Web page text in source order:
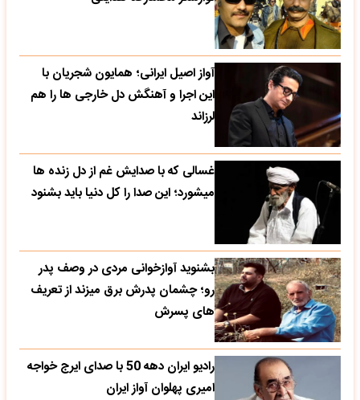
آواز اصیل ایرانی؛ همایون شجریان با
این اجرا و آهنگش دل خارجی ها را هم
لرزاند
غسالی که با صدایش غم از دل زنده ها
میشورد؛ این صدا را کل دنیا باید بشنود
بشنوید آوازخوانی مردی در وصف پدر
رو؛ چشمان پدرش برق میزند از تعریف
های پسرش
رادیو ایران دهه 50 با صدای ایرج خواجه
امیری پهلوان آواز ایران